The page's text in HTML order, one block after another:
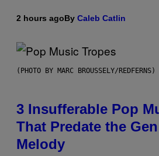
2 hours agoBy Caleb Catlin
(PHOTO BY MARC BROUSSELY/REDFERNS)
3 Insufferable Pop
That Predate the
Melody